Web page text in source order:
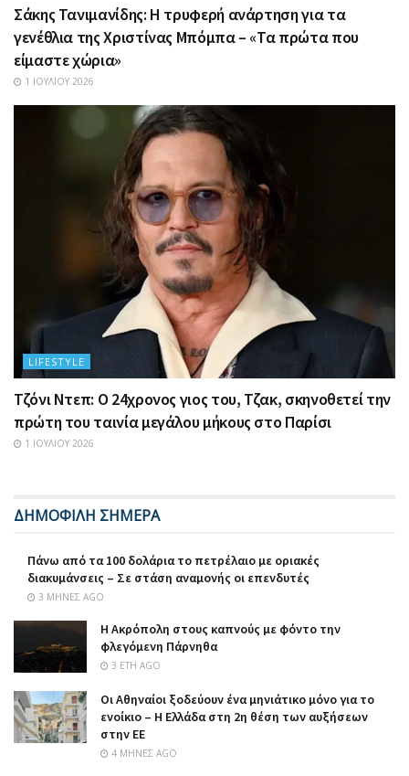
Σάκης Τανιμανίδης: Η τρυφερή ανάρτηση για τα
γενέθλια της Χριστίνας Μπόμπα – «Τα πρώτα που
είμαστε χώρια»
1 ΙΟΥΛΊΟΥ 2026
LIFESTYLE
Τζόνι Ντεπ: Ο 24χρονος γιος του, Τζακ, σκηνοθετεί την
πρώτη του ταινία μεγάλου μήκους στο Παρίσι
1 ΙΟΥΛΊΟΥ 2026
ΔΗΜΟΦΙΛΗ ΣΗΜΕΡΑ
Πάνω από τα 100 δολάρια το πετρέλαιο με οριακές
διακυμάνσεις – Σε στάση αναμονής οι επενδυτές
3 ΜΉΝΕΣ AGO
Η Ακρόπολη στους καπνούς με φόντο την
φλεγόμενη Πάρνηθα
3 ΈΤΗ AGO
Οι Αθηναίοι ξοδεύουν ένα μηνιάτικο μόνο για το
ενοίκιο – Η Ελλάδα στη 2η θέση των αυξήσεων
στην ΕΕ
4 ΜΉΝΕΣ AGO